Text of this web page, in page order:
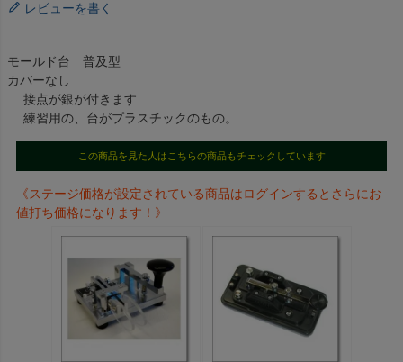
レビューを書く
モールド台 普及型
カバーなし
接点が銀が付きます
練習用の、台がプラスチックのもの。
この商品を見た人はこちらの商品もチェックしています
《ステージ価格が設定されている商品はログインするとさらにお
値打ち価格になります！》